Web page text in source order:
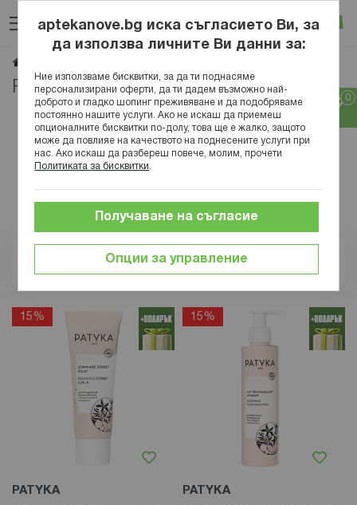
към
съдържанието
Вход
PATYKA | Страница 2
Позиция
15%
PATYKA
15%
PATYKA
aptekanove.bg иска съгласието Ви, за
да използва личните Ви данни за:
Ние използваме бисквитки, за да ти поднасяме
персонализирани оферти, да ти дадем възможно най-
доброто и гладко шопинг преживяване и да подобряваме
постоянно нашите услуги. Ако не искаш да приемеш
опционалните бисквитки по-долу, това ще е жалко, защото
може да повлияе на качеството на поднесените услуги при
нас. Ако искаш да разбереш повече, молим, прочети
Политиката за бисквитки
Опции за управление
Получаване на съгласие